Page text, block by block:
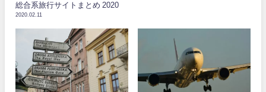
総合系旅行サイトまとめ 2020
2020.02.11